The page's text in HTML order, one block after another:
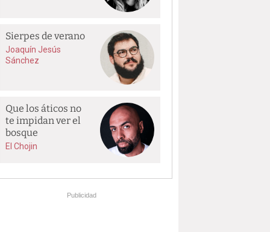
Sierpes de verano
Joaquín Jesús
Sánchez
Que los áticos no
te impidan ver el
bosque
El Chojin
Publicidad